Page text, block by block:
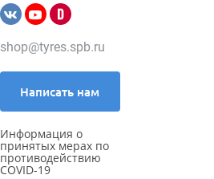
shop@tyres.spb.ru
Написать нам
Информация о
принятых мерах по
противодействию
COVID-19